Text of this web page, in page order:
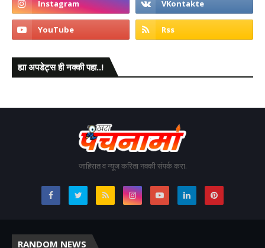
ह्या अपडेट्स ही नक्की पहा..!
जाहिरात व न्यूज करिता नक्की संपर्क करा.
RANDOM NEWS